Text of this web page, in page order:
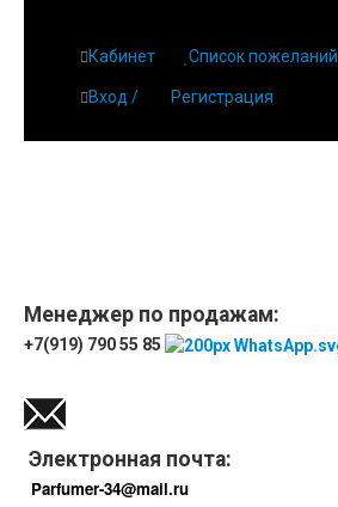
Кабинет Список пожеланий
Вход / Регистрация
Менеджер по продажам:
+7(919) 790 55 85
Электронная почта:
Parfumer-34@mail.ru
Парфюмерия
Новинки
Отзывы
Доставка
Контакты